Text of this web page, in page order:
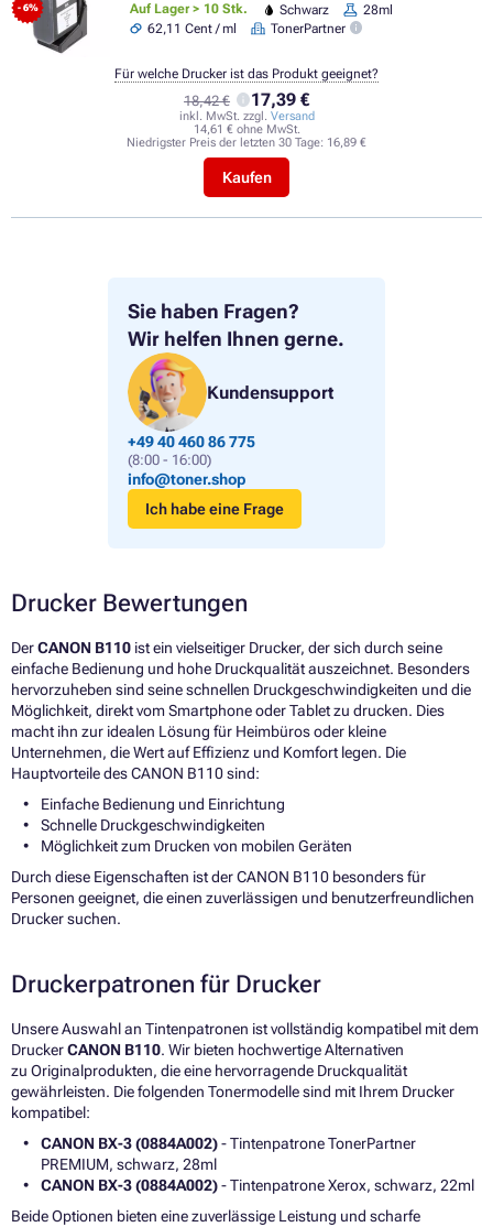
Sie haben Fragen?
Wir helfen Ihnen gerne.
Kundensupport
+49 40 460 86 775
(8:00 - 16:00)
info@toner.shop
Ich habe eine Frage
- 6% Auf Lager > 10 Stk. Schwarz
28ml
62,11 Cent / ml
TonerPartner
18,42 € 17,39 €
inkl. MwSt. zzgl. Versand
14,61 € ohne MwSt.
Niedrigster Preis der letzten 30 Tage: 16,89 €
Kaufen
Für welche Drucker ist das Produkt geeignet?
Drucker Bewertungen
DerCANON B110 ist ein vielseitiger Drucker, der sich durch seine
einfache Bedienung und hohe Druckqualität auszeichnet. Besonders
hervorzuheben sind seine schnellen Druckgeschwindigkeiten und die
Möglichkeit, direkt vom Smartphone oder Tablet zu drucken. Dies
macht ihn zur idealen Lösung für Heimbüros oder kleine
Unternehmen, die Wert auf Effizienz und Komfort legen. Die
Hauptvorteile des CANON B110 sind:
Einfache Bedienung und Einrichtung
Schnelle Druckgeschwindigkeiten
Möglichkeit zum Drucken von mobilen Geräten
Durch diese Eigenschaften ist der CANON B110 besonders für
Personen geeignet, die einen zuverlässigen und benutzerfreundlichen
Drucker suchen.
Druckerpatronen für Drucker
Unsere Auswahl an Tintenpatronen ist vollständig kompatibel mit dem
DruckerCANON B110. Wir bieten hochwertige Alternativen
zu Originalprodukten, die eine hervorragende Druckqualität
gewährleisten. Die folgenden Tonermodelle sind mit Ihrem Drucker
kompatibel:
CANON BX-3 (0884A002)- Tintenpatrone TonerPartner
PREMIUM, schwarz, 28ml
CANON BX-3 (0884A002)- Tintenpatrone Xerox, schwarz, 22ml
Beide Optionen bieten eine zuverlässige Leistung und scharfe